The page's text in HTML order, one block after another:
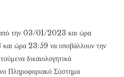
από την 03/01/2023 και ώρα
ώρα 23:59 να υποβάλλουν την
δικαιολογητικά
Πληροφοριακό Σύστημα